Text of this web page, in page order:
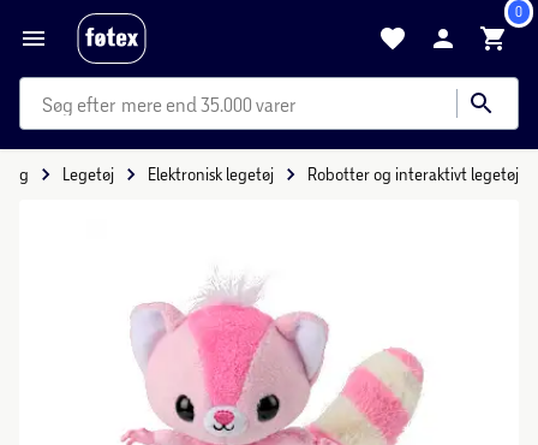
0
mere end 35.000 varer
Legetøj Elektronisk legetøj Robotter og interaktivt legetøj